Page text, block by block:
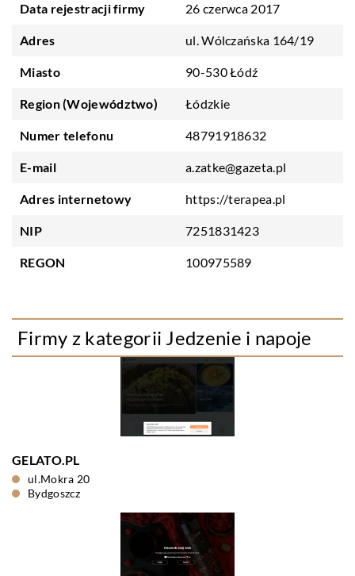
Data rejestracji firmy 26 czerwca 2017
Adres ul. Wólczańska 164/19
Miasto 90-530 Łódź
Region (Województwo) Łódzkie
Numer telefonu 48791918632
E-mail a.zatke@gazeta.pl
Adres internetowy https://terapea.pl
NIP 7251831423
REGON 100975589
Firmy z kategorii Jedzenie i napoje
GELATO.PL
ul.Mokra 20
Bydgoszcz